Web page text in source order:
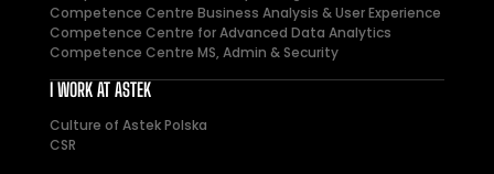
Competence Centre Business Analysis & User Experience
Competence Centre for Advanced Data Analytics
Competence Centre MS, Admin & Security
I WORK AT ASTEK
Culture of Astek Polska
CSR